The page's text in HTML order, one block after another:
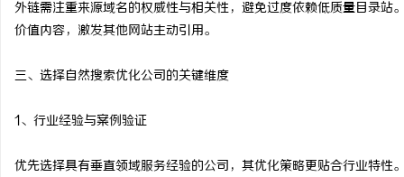
外链需注重来源域名的权威性与相关性，避免过度依赖低质量目录
价值内容，激发其他网站主动引用。
三、选择自然搜索优化公司的关键维度
1、行业经验与案例验证
优先选择具有垂直领域服务经验的公司，其优化策略更贴合行业特